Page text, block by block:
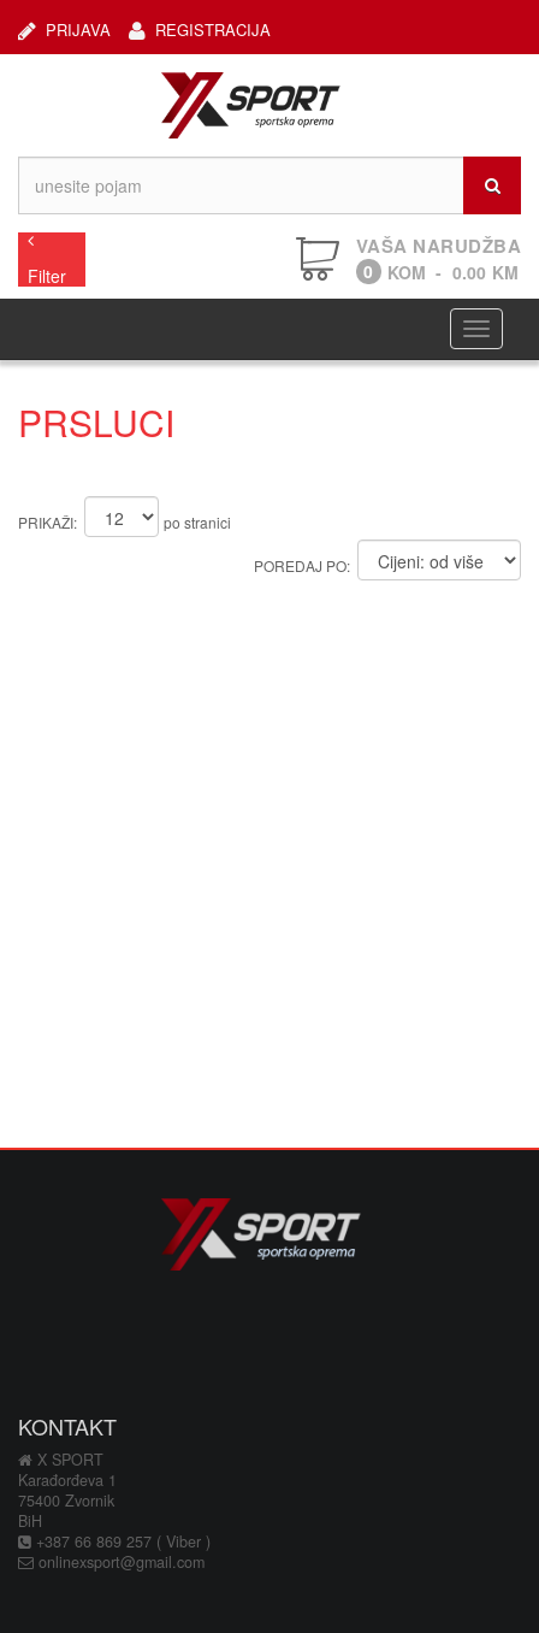
REGISTRACIJA
PRIJAVA
Filter
VAŠA NARUDŽBA
0 KOM - 0.00 KM
PRSLUCI
PRIKAŽI: po stranici
POREDAJ PO:
KONTAKT
X SPORT
Karađorđeva 1
75400 Zvornik
BiH
+387 66 869 257 ( Viber )
onlinexsport@gmail.com